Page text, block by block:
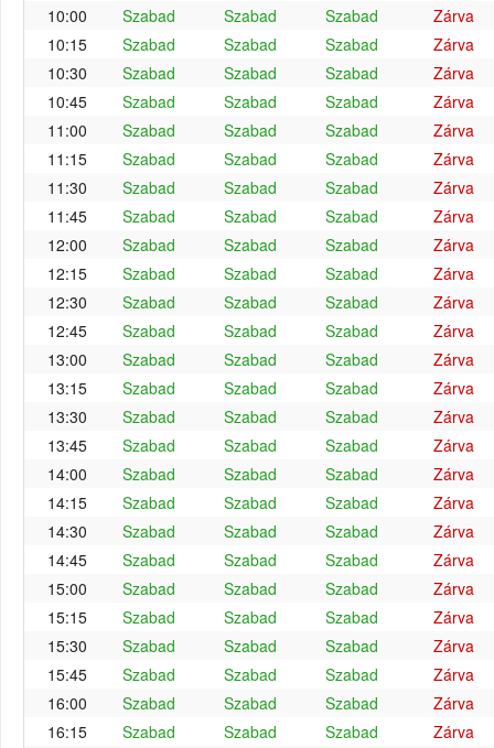
10:00
Szabad Szabad Szabad
Zárva
10:15
Szabad Szabad Szabad
Zárva
10:30
Szabad Szabad Szabad
Zárva
10:45
Szabad Szabad Szabad
Zárva
11:00
Szabad Szabad Szabad
Zárva
11:15
Szabad Szabad Szabad
Zárva
11:30
Szabad Szabad Szabad
Zárva
11:45
Szabad Szabad Szabad
Zárva
12:00
Szabad Szabad Szabad
Zárva
12:15
Szabad Szabad Szabad
Zárva
12:30
Szabad Szabad Szabad
Zárva
12:45
Szabad Szabad Szabad
Zárva
13:00
Szabad Szabad Szabad
Zárva
13:15
Szabad Szabad Szabad
Zárva
13:30
Szabad Szabad Szabad
Zárva
13:45
Szabad Szabad Szabad
Zárva
14:00
Szabad Szabad Szabad
Zárva
14:15
Szabad Szabad Szabad
Zárva
14:30
Szabad Szabad Szabad
Zárva
14:45
Szabad Szabad Szabad
Zárva
15:00
Szabad Szabad Szabad
Zárva
15:15
Szabad Szabad Szabad
Zárva
15:30
Szabad Szabad Szabad
Zárva
15:45
Szabad Szabad Szabad
Zárva
16:00
Szabad Szabad Szabad
Zárva
16:15
Szabad Szabad Szabad Zárva